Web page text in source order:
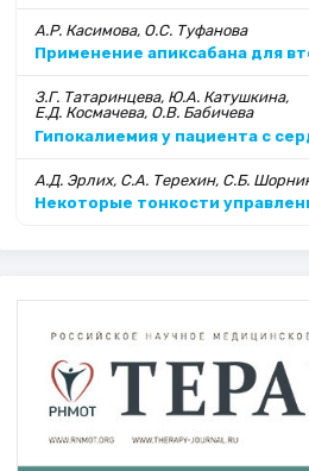
А.Р. Касимова, О.С. Туфанова
Применение апиксабана для
З.Г. Татаринцева, Ю.А. Катушкина,
Е.Д. Космачева, О.В. Бабичева
Гипокалиемия у пациента с
А.Д. Эрлих, С.А. Терехин, С.Б.
Некоторые тонкости